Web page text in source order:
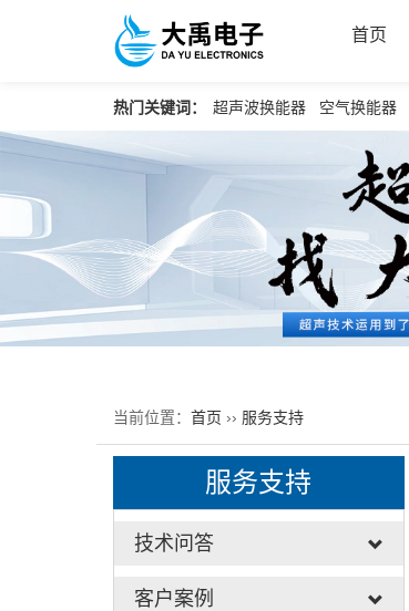
首页
热门关键词： 超声波换能器 空气换能器
当前位置： 首页 ›› 服务支持
服务支持
技术问答
客户案例